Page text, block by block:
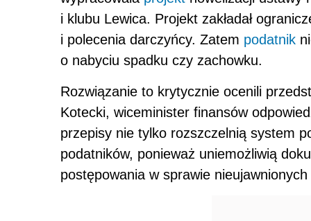
i klubu Lewica. Projekt zakładał
i polecenia darczyńcy. Zatem podatnik
o nabyciu spadku czy zachowku.
Rozwiązanie to krytycznie ocenili
Kotecki, wiceminister finansów
przepisy nie tylko rozszczelnią system
podatników, ponieważ uniemożliwią
postępowania w sprawie nieujawnionych